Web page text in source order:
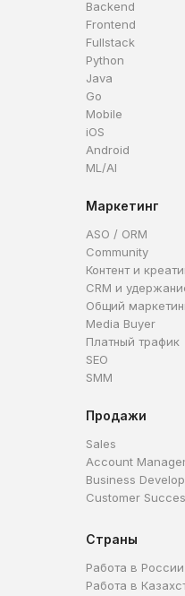
Backend
Frontend
Fullstack
Python
Java
Go
Mobile
iOS
Android
ML/AI
Маркетинг
ASO / ORM
Community
Контент и
CRM и
Общий
Media Buyer
Платный трафик
SEO
SMM
Продажи
Sales
Account
Business
Customer
Страны
Работа в России
Работа в